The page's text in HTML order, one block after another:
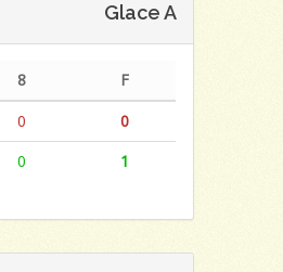
Glace A
8
F
0
0
0 1